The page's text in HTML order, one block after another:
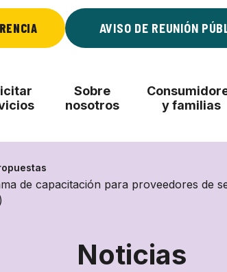
AVISO DE REUNIÓN
Sobre
nosotros
y familias
capacitación para proveedores de
Noticias